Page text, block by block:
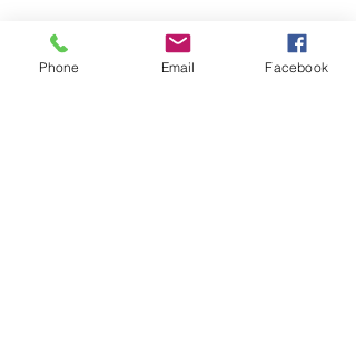
Aantal
Phone Email Facebook